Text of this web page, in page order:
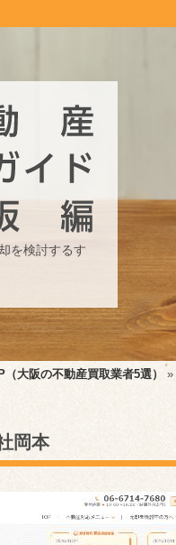
を検討するす
大阪の不動産買取業者5選） »
岡本